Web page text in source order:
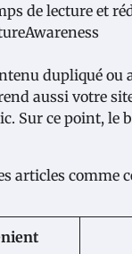
de lecture et
dupliqué
aussi votre
Sur ce point, le
articles comme